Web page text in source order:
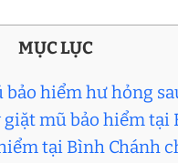
MỤC LỤC
bảo hiểm hư hỏng
mũ bảo hiểm tại
tại Bình Chánh